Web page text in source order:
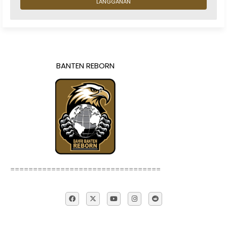
BANTEN REBORN
=================================